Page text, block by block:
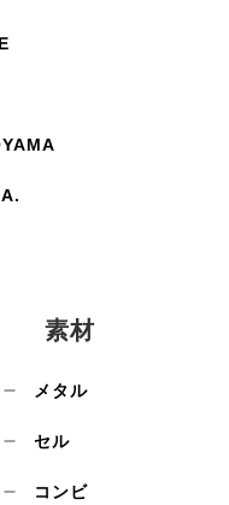
素材
メタル
セル
コンビ